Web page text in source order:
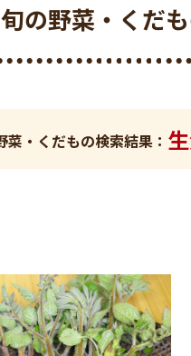
旬の野菜・くだ
菜・くだもの検索結果：